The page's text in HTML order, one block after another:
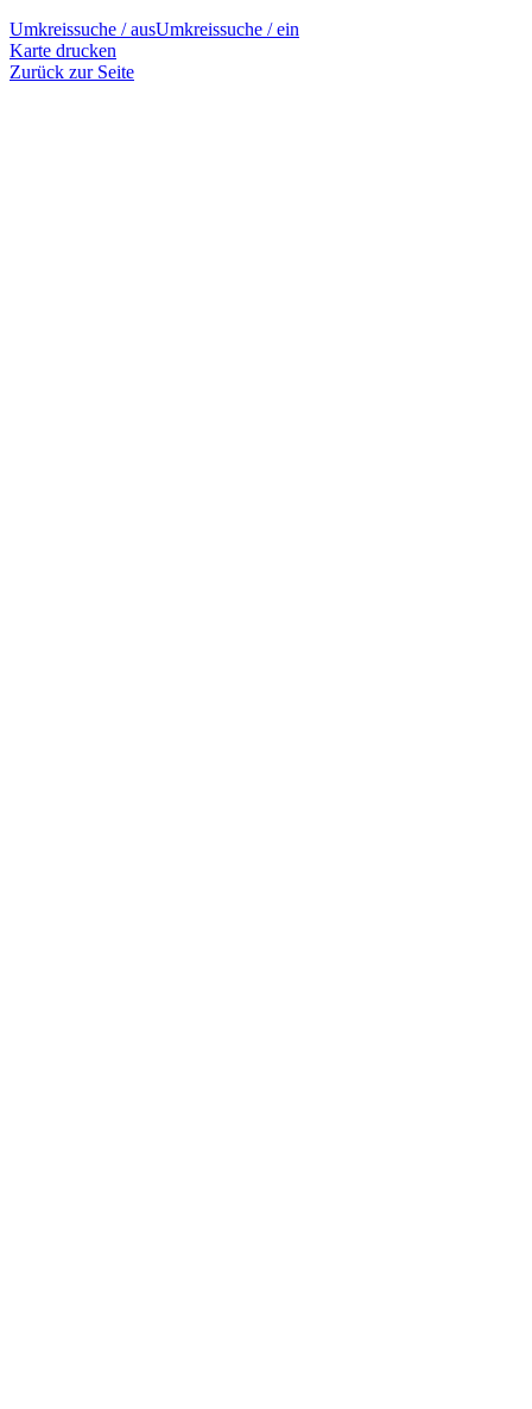
Umkreissuche / ausUmkreissuche / ein
Karte drucken
Zurück zur Seite